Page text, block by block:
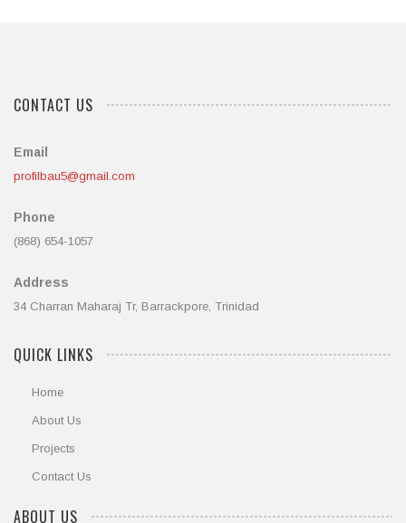
CONTACT US
Email
profilbau5@gmail.com
Phone
(868) 654-1057
Address
34 Charran Maharaj Tr, Barrackpore, Trinidad
QUICK LINKS
Home
About Us
Projects
Contact Us
ABOUT US